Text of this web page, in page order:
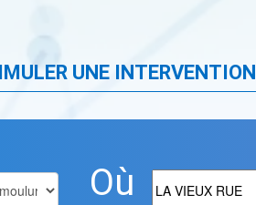
UNE INTERVENTION
Où